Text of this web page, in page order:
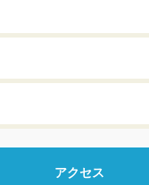
アクセス